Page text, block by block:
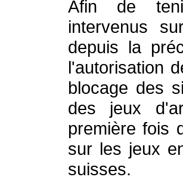
Afin de
intervenus
depuis la
l'autorisation
blocage des
des jeux
première fois
sur les jeux
suisses.